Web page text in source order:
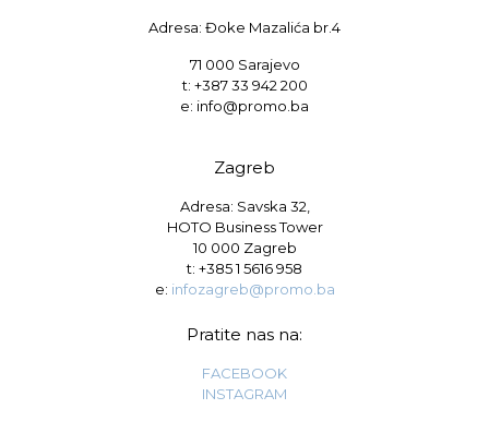
Adresa: Đoke Mazalića br.4
71 000 Sarajevo
t: +387 33 942 200
e: info@promo.ba
Zagreb
Adresa: Savska 32,
HOTO Business Tower
10 000 Zagreb
t: +385 1 5616 958
e: infozagreb@promo.ba
Pratite nas na:
FACEBOOK
INSTAGRAM